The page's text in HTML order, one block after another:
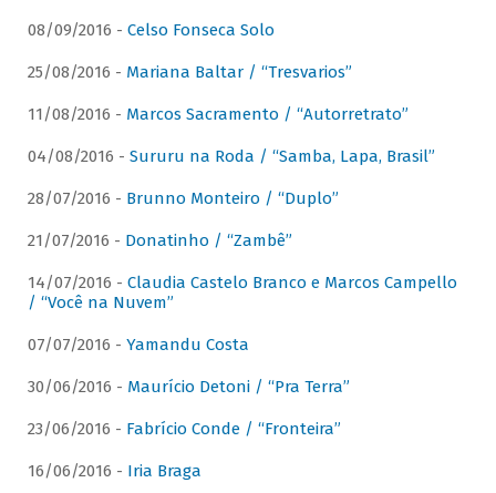
08/09/2016 - Celso Fonseca Solo
25/08/2016 - Mariana Baltar / “Tresvarios”
11/08/2016 - Marcos Sacramento / “Autorretrato”
04/08/2016 - Sururu na Roda / “Samba, Lapa, Brasil”
28/07/2016 - Brunno Monteiro / “Duplo”
21/07/2016 - Donatinho / “Zambê”
14/07/2016 - Claudia Castelo Branco e Marcos Campello
/ “Você na Nuvem”
07/07/2016 - Yamandu Costa
30/06/2016 - Maurício Detoni / “Pra Terra”
23/06/2016 - Fabrício Conde / “Fronteira”
16/06/2016 - Iria Braga